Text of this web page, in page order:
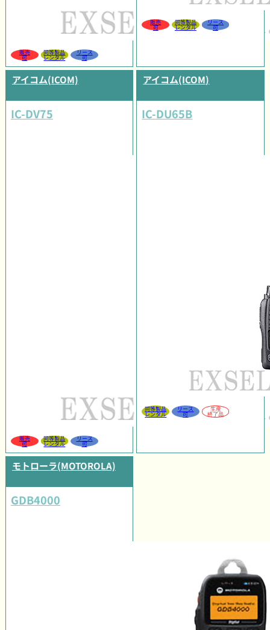
販売
可
同等製品
レンタル
リース
可
販売
可
同等製品
レンタル
リース
可
アイコム(ICOM)
IC-DV75
販売
可
同等製品
レンタル
リース
可
アイコム(ICOM)
IC-DU65B
同等製品
レンタル
リース
可
生産
終了品
モトローラ(MOTOROLA)
GDB4000